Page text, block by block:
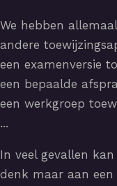
We hebben
andere
een examenversie
een bepaalde
een werkgroep
...
In veel gevallen
denk maar aan